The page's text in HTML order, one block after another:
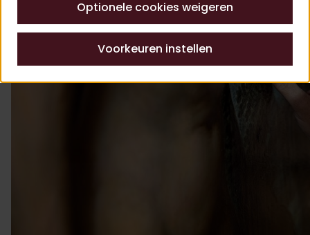
Optionele cookies weigeren
Voorkeuren instellen